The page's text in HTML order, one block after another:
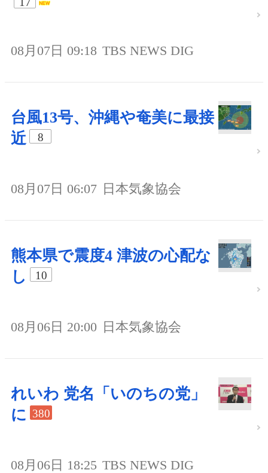
08月07日 09:18 TBS NEWS DIG
台風13号、沖縄や奄美に最接
近
8
08月07日 06:07 日本気象協会
熊本県で震度4 津波の心配な
し
10
08月06日 20:00 日本気象協会
れいわ 党名「いのちの党」
に 380
08月06日 18:25 TBS NEWS DIG